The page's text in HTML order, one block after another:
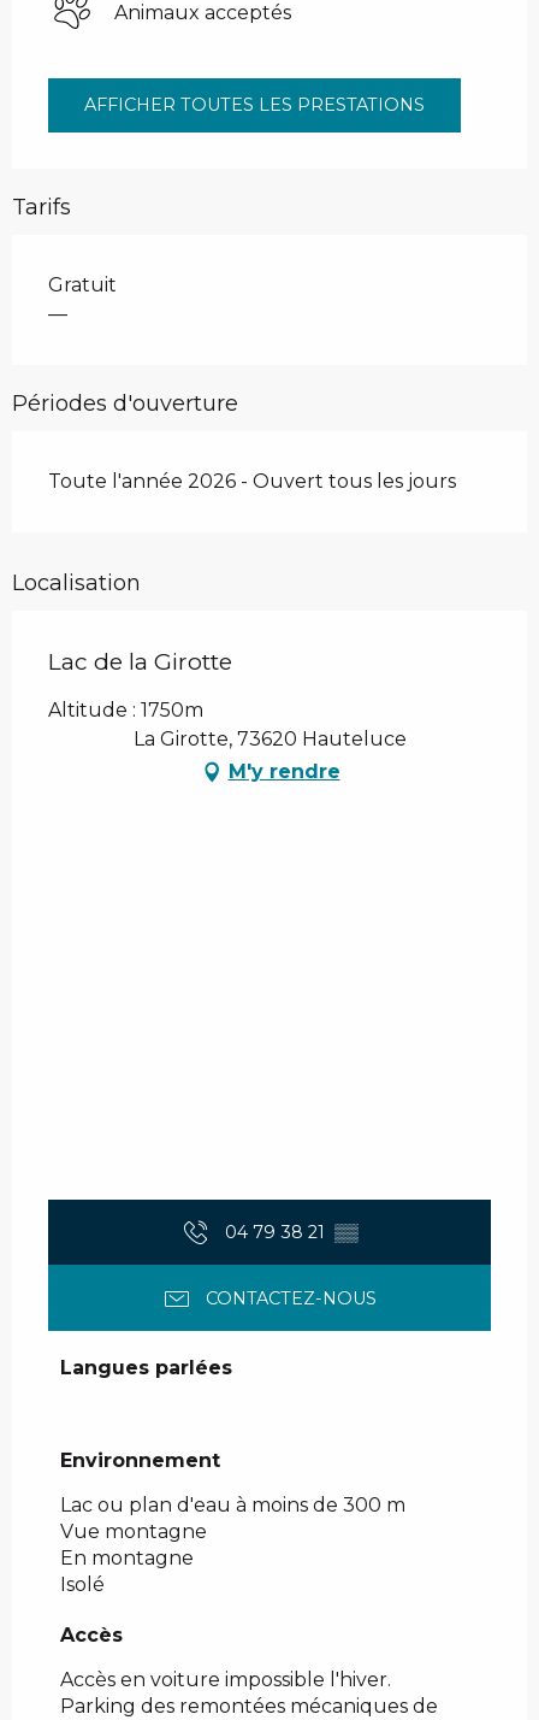
Animaux acceptés
AFFICHER TOUTES LES PRESTATIONS
Tarifs
Gratuit
—
Périodes d'ouverture
Toute l'année 2026 - Ouvert tous les jours
Localisation
Lac de la Girotte
Altitude : 1750m
La Girotte, 73620 Hauteluce
M'y rendre
04 79 38 21 ▒▒
CONTACTEZ-NOUS
Langues parlées
Langues parlées
Environnement
Environnement
Lac ou plan d'eau à moins de 300 m
Vue montagne
En montagne
Isolé
Accès
Accès
Accès en voiture impossible l'hiver.
Parking des remontées mécaniques de